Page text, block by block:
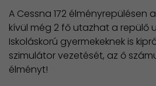
A Cessna 172 élményrepülésen
kívül még 2 fő utazhat a repülő
​Iskoláskorú gyermekeknek is
szimulátor vezetését, az ő
élményt!